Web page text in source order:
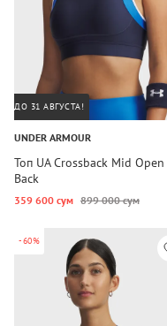
ДО 31 АВГУСТА!
UNDER ARMOUR
Топ UA Crossback Mid Open
Back
359 600 сум 899 000 сум
-60%